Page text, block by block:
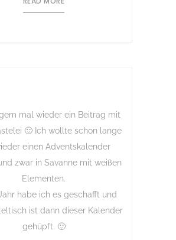
mal wieder ein Beitrag mit
🙂 Ich wollte schon lange
einen Adventskalender
zwar in Savanne mit weißen
Elementen.
habe ich es geschafft und
ist dann dieser Kalender
gehüpft. 🙂